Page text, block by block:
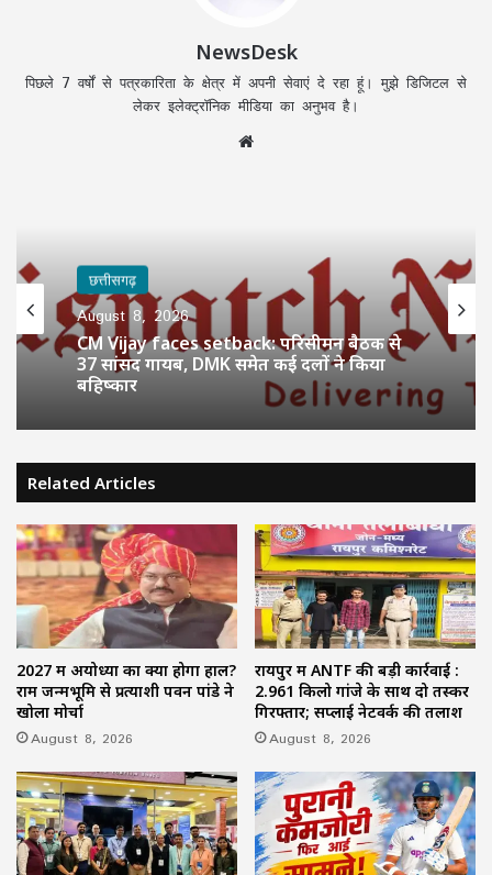
NewsDesk
पिछले 7 वर्षों से पत्रकारिता के क्षेत्र में अपनी सेवाएं दे रहा हूं। मुझे डिजिटल से
लेकर इलेक्ट्रॉनिक मीडिया का अनुभव है।
छत्तीसगढ़
August 8, 2026
CM Vijay faces setback: परिसीमन बैठक से
37 सांसद गायब, DMK समेत कई दलों ने किया
बहिष्कार
Related Articles
2027 में अयोध्या का क्या होगा हाल?
राम जन्मभूमि से प्रत्याशी पवन पांडे ने
खोला मोर्चा
August 8, 2026
रायपुर में ANTF की बड़ी कार्रवाई :
2.961 किलो गांजे के साथ दो तस्कर
गिरफ्तार; सप्लाई नेटवर्क की तलाश
August 8, 2026